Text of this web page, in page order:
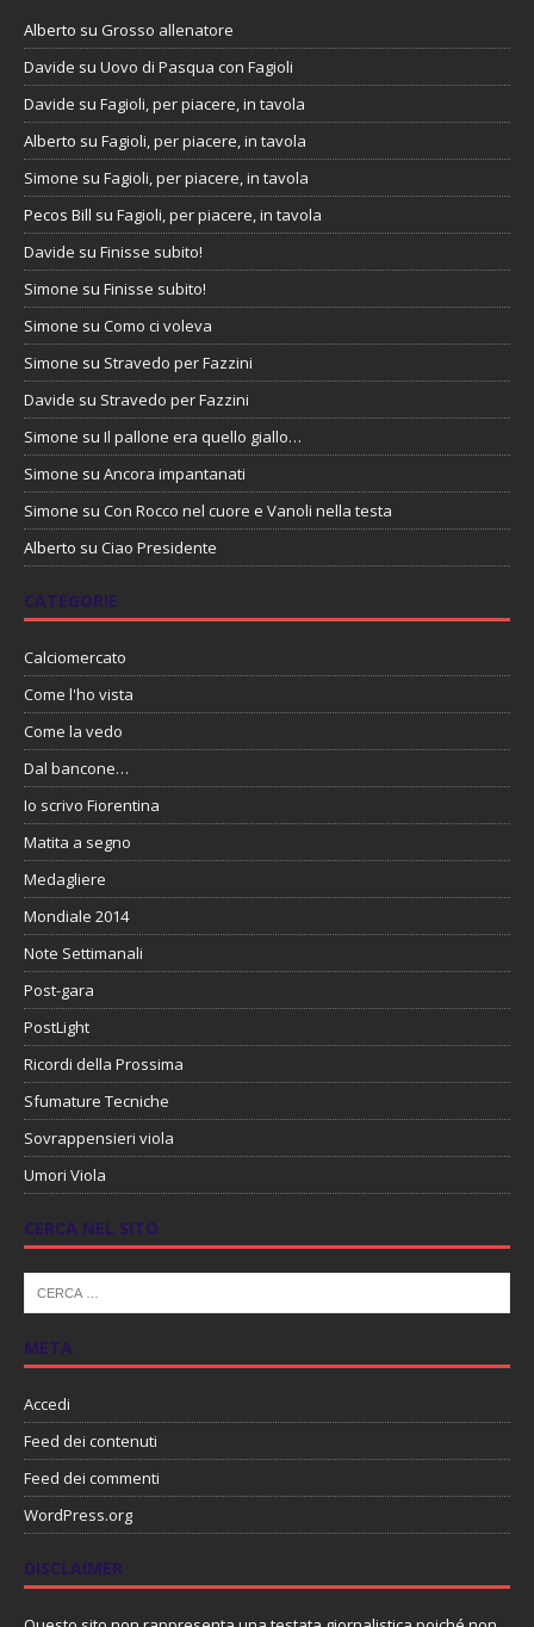
Alberto su Grosso allenatore
Davide su Uovo di Pasqua con Fagioli
Davide su Fagioli, per piacere, in tavola
Alberto su Fagioli, per piacere, in tavola
Simone su Fagioli, per piacere, in tavola
Pecos Bill su Fagioli, per piacere, in tavola
Davide su Finisse subito!
Simone su Finisse subito!
Simone su Como ci voleva
Simone su Stravedo per Fazzini
Davide su Stravedo per Fazzini
Simone su Il pallone era quello giallo…
Simone su Ancora impantanati
Simone su Con Rocco nel cuore e Vanoli nella testa
Alberto su Ciao Presidente
CATEGORIE
Calciomercato
Come l'ho vista
Come la vedo
Dal bancone…
Io scrivo Fiorentina
Matita a segno
Medagliere
Mondiale 2014
Note Settimanali
Post-gara
PostLight
Ricordi della Prossima
Sfumature Tecniche
Sovrappensieri viola
Umori Viola
CERCA NEL SITO
META
Accedi
Feed dei contenuti
Feed dei commenti
WordPress.org
DISCLAIMER